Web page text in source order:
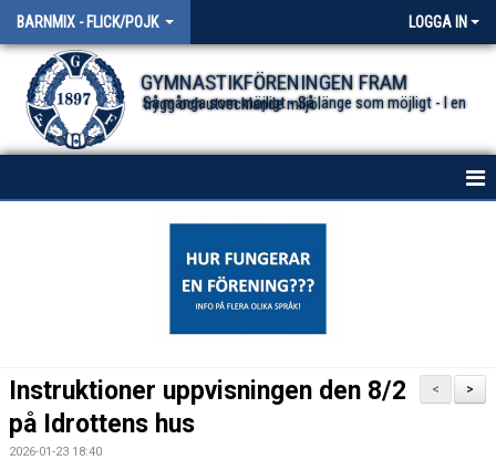
BARNMIX - FLICK/POJK LOGGA IN
GYMNASTIKFÖRENINGEN FRAM
Så många som möjligt - Så länge som möjligt - I en trygg och utvecklande miljö.
>
<
Instruktioner uppvisningen den 8/2
på Idrottens hus
2026-01-23 18:40